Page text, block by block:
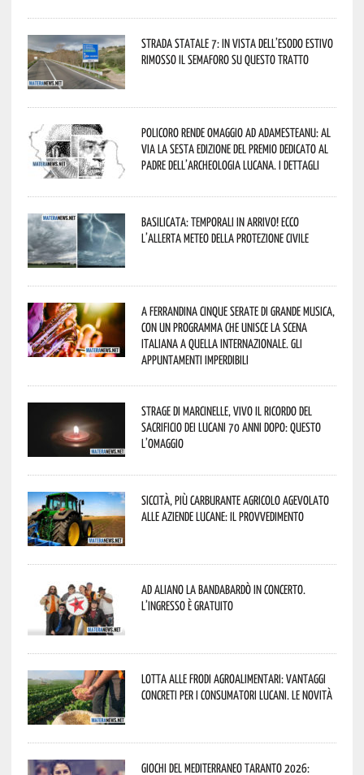
Strada statale 7: in vista dell’esodo estivo
rimosso il semaforo su questo tratto
Policoro rende omaggio ad Adamesteanu: al
via la sesta edizione del Premio dedicato al
padre dell’archeologia lucana. I dettagli
Basilicata: temporali in arrivo! Ecco
l’allerta meteo della Protezione civile
A Ferrandina cinque serate di grande musica,
con un programma che unisce la scena
italiana a quella internazionale. Gli
appuntamenti imperdibili
Strage di Marcinelle, vivo il ricordo del
sacrificio dei lucani 70 anni dopo: questo
l’omaggio
Siccità, più carburante agricolo agevolato
alle aziende lucane: il provvedimento
Ad Aliano la Bandabardò in concerto.
L’ingresso è gratuito
Lotta alle frodi agroalimentari: vantaggi
concreti per i consumatori lucani. Le novità
Giochi del Mediterraneo Taranto 2026: